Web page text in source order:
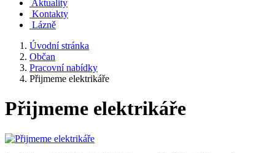
Aktuality
Kontakty
Lázně
Úvodní stránka
Občan
Pracovní nabídky
Přijmeme elektrikáře
Přijmeme elektrikáře